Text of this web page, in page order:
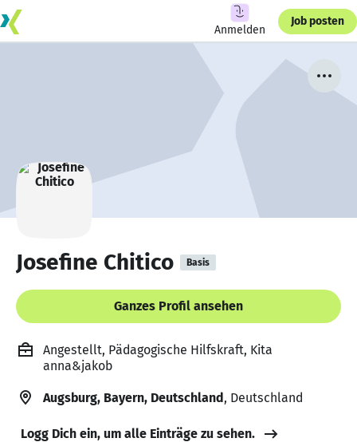
Anmelden
Job posten
Josefine Chitico Basis
Ganzes Profil ansehen
Angestellt, Pädagogische Hilfskraft, Kita
anna&jakob
Augsburg, Bayern, Deutschland, Deutschland
Logg Dich ein, um alle Einträge zu sehen.